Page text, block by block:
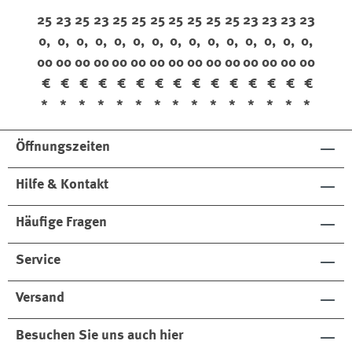
x
Da
rk
Kh
aki
25
0,
00
€
*
nfl
ex
St
on
e
23
0,
00
€
*
x
For
res
ta
25
0,
00
€
*
nfl
ex
Da
rk
Ch
nu
t
23
0,
00
€
*
x
Da
rk
Kh
aki
25
0,
00
€
*
x
Da
rk
Kh
aki
25
0,
00
€
*
x
Da
rk
Kh
aki
25
0,
00
€
*
x
Da
rk
Ch
est
t
25
0,
00
€
*
x
Da
rk
Ch
est
t
25
0,
00
€
*
x
Da
rk
Ch
est
t
25
0,
00
€
*
x
Da
rk
Ch
est
t
25
0,
00
€
*
nfl
ex
St
on
e
23
0,
00
€
*
nfl
ex
St
on
e
23
0,
00
€
*
nfl
ex
St
on
e
23
0,
00
€
*
nfl
ex
St
on
e
23
0,
00
€
*
Öffnungszeiten
Hilfe & Kontakt
Häufige Fragen
Service
Versand
Besuchen Sie uns auch hier